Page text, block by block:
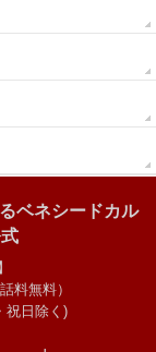
ベネシードカル
話料無料）
祝日除く)